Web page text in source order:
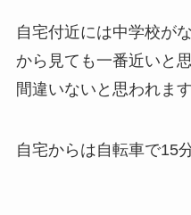
自宅付近には中学校が
から見ても一番近いと
間違いないと思われます
自宅からは自転車で15